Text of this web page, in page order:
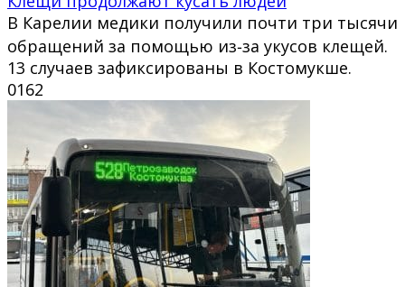
В Карелии медики получили почти три тысячи
обращений за помощью из‑за укусов клещей.
13 случаев зафиксированы в Костомукше.
0162